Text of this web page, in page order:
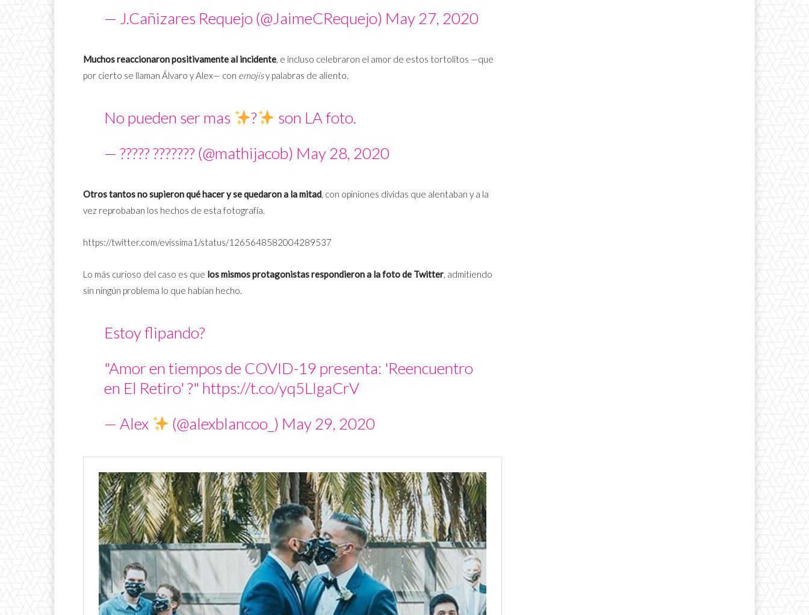
— J.Cañizares Requejo (@JaimeCRequejo) May 27, 2020
Muchos reaccionaron positivamente al incidente, e incluso celebraron el amor de estos tortolitos —que
por cierto se llaman Álvaro y Alex— con emojisy palabras de aliento.
No pueden ser mas ?
son LA foto.
— ????? ??????? (@mathijacob) May 28, 2020
Otros tantos no supieron qué hacer y se quedaron a la mitad, con opiniones dividas que alentaban y a la
vez reprobaban los hechos de esta fotografía.
https://twitter.com/evissima1/status/1265648582004289537
Lo más curioso del caso es que los mismos protagonistas respondieron a la foto de Twitter, admitiendo
sin ningún problema lo que habían hecho.
Estoy flipando?
"Amor en tiempos de COVID-19 presenta: 'Reencuentro
en El Retiro' ?" https://t.co/yq5LIgaCrV
— Alex
(@alexblancoo_) May 29, 2020